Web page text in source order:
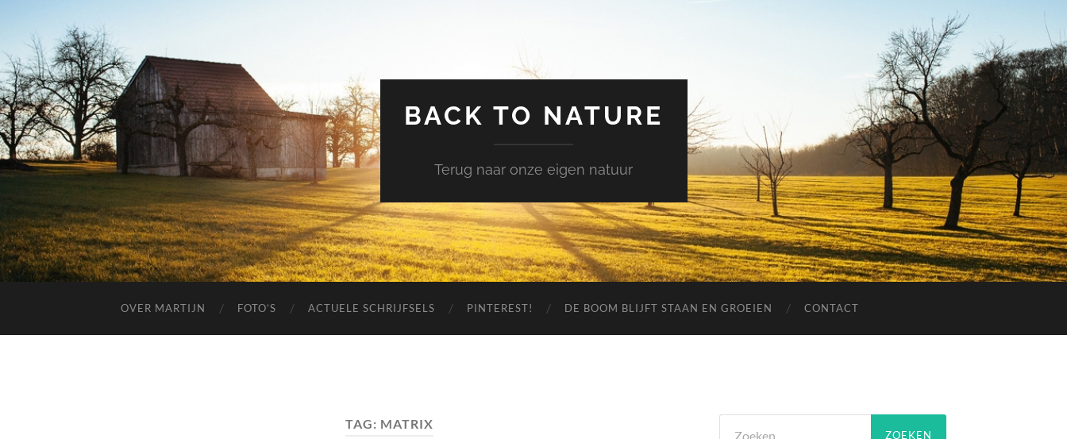
BACK TO NATURE
Terug naar onze eigen natuur
OVER MARTIJN FOTO’S ACTUELE SCHRIJFSELS PINTEREST! DE BOOM BLIJFT STAAN EN GROEIEN CONTACT
TAG: MATRIX